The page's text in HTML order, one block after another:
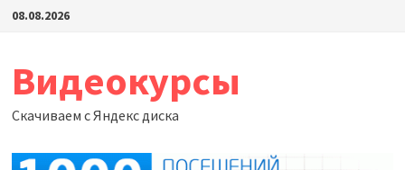
Перейти
08.08.2026
Видеокурсы
Скачиваем с Яндекс диска